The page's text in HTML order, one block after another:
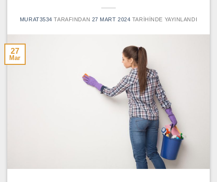
MURAT3534 TARAFINDAN 27 MART 2024 TARIHINDE YAYINLANDI
27
Mar